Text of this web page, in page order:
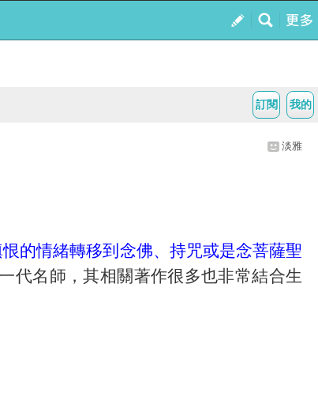
我的
訂閱
淡雅
的情緒轉移到念佛、持咒或是念菩薩聖
代名師，其相關著作很多也非常結合生